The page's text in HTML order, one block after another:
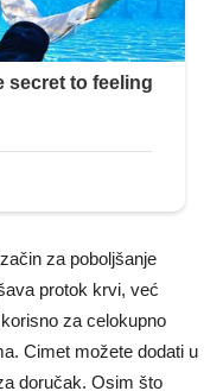
za poboljšanje
protok krvi, već
za celokupno
Cimet možete dodati u
doručak. Osim što